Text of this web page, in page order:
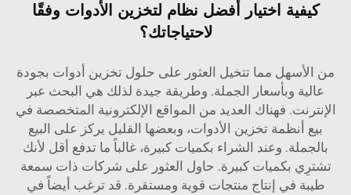
كيفية اختيار أفضل نظام لتخزين الأدوات وفقًا
لاحتياجاتك؟
من الأسهل مما تتخيل العثور على حلول تخزين أدوات بجودة
عالية وبأسعار الجملة. وطريقة جيدة لذلك هي البحث عبر
الإنترنت. فهناك العديد من المواقع الإلكترونية المتخصصة في
بيع أنظمة تخزين الأدوات، وبعضها القليل يركز على البيع
بالجملة. وعند الشراء بكميات كبيرة، غالباً ما تدفع أقل لأنك
تشترِي بكميات كبيرة. حاول العثور على شركات ذات سمعة
طيبة في إنتاج منتجات قوية ومستقرة. قد ترغب أيضاً في